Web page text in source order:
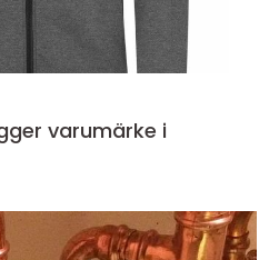
varumärke i